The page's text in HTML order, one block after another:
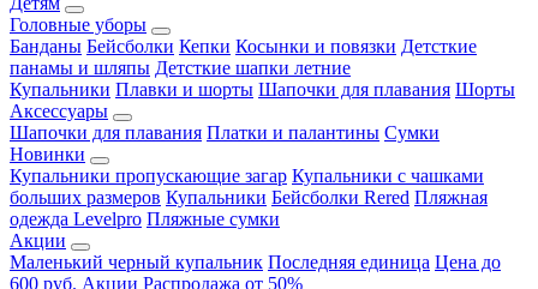
Головные уборы
Банданы Бейсболки Кепки Косынки и повязки Детсткие
панамы и шляпы Детсткие шапки летние
Купальники Плавки и шорты Шапочки для плавания Шорты
Аксессуары
Шапочки для плавания Платки и палантины Сумки
Новинки
Купальники пропускающие загар Купальники с чашками
больших размеров Купальники Бейсболки Rered Пляжная
одежда Levelpro Пляжные сумки
Акции
Маленький черный купальник Последняя единица Цена до
600 руб. Акции Распродажа от 50%